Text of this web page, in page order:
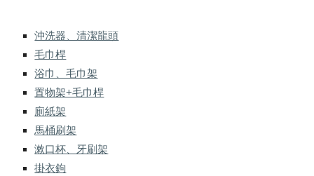
沖洗器、清潔龍頭
毛巾桿
浴巾、毛巾架
置物架+毛巾桿
廁紙架
馬桶刷架
漱口杯、牙刷架
掛衣鉤